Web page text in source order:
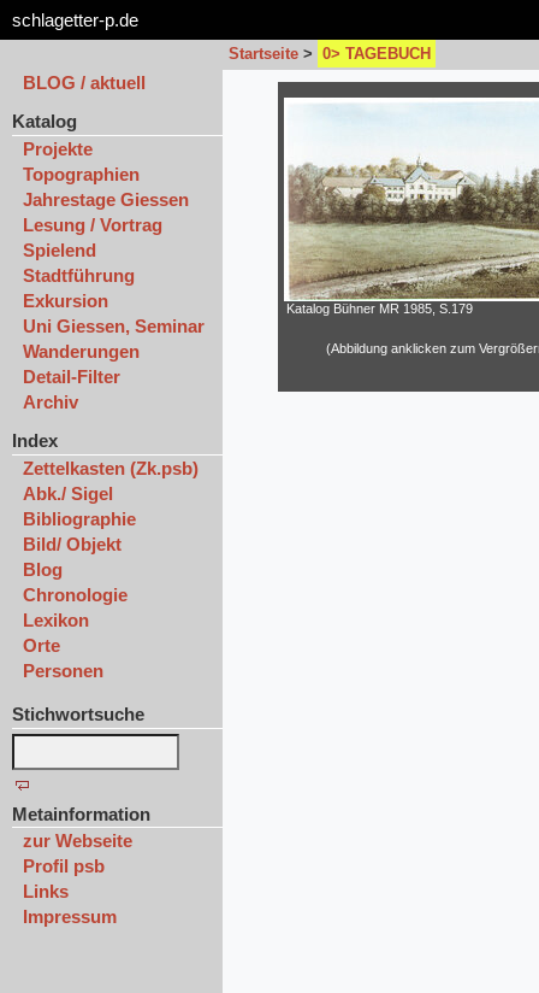
schlagetter-p.de
Startseite > 0> TAGEBUCH
BLOG / aktuell
Katalog
Projekte
Topographien
Jahrestage Giessen
Lesung / Vortrag
Spielend
Stadtführung
Exkursion
Uni Giessen, Seminar
Wanderungen
Detail-Filter
Archiv
Index
Zettelkasten (Zk.psb)
Abk./ Sigel
Bibliographie
Bild/ Objekt
Blog
Chronologie
Lexikon
Orte
Personen
Stichwortsuche
Metainformation
zur Webseite
Profil psb
Links
Impressum
Katalog Bühner MR 1985, S.179
(Abbildung anklicken zum